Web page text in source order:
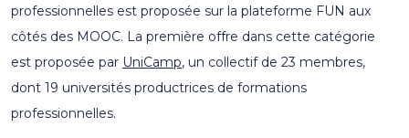
professionnelles est proposée sur la plateforme FUN aux
côtés des MOOC. La première offre dans cette catégorie
est proposée par UniCamp, un collectif de 23 membres,
dont 19 universités productrices de formations
professionnelles.